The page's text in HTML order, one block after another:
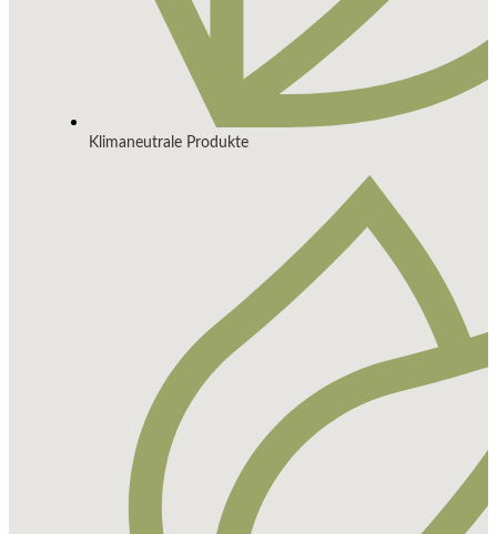
Klimaneutrale Produkte